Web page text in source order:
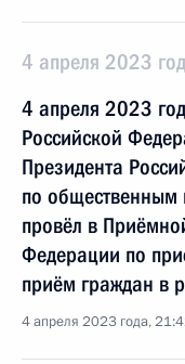
4 апреля 2023
4 апреля 2023
Российской
Президента
по общественным
провёл в
Федерации по
приём граждан в
4 апреля 2023 года,